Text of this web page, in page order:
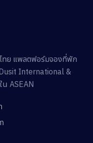
ทย แพลตฟอร์มจองที่พัก
International &
ASEAN